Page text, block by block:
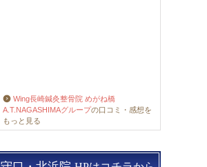
Wing長崎鍼灸整骨院 めがね橋
A.T.NAGASHIMAグループの口コミ・感想を
もっと見る